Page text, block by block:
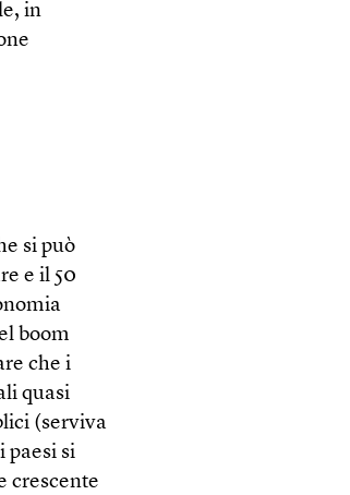
in
si può
e il 50
boom
che i
quasi
(serviva
paesi si
crescente